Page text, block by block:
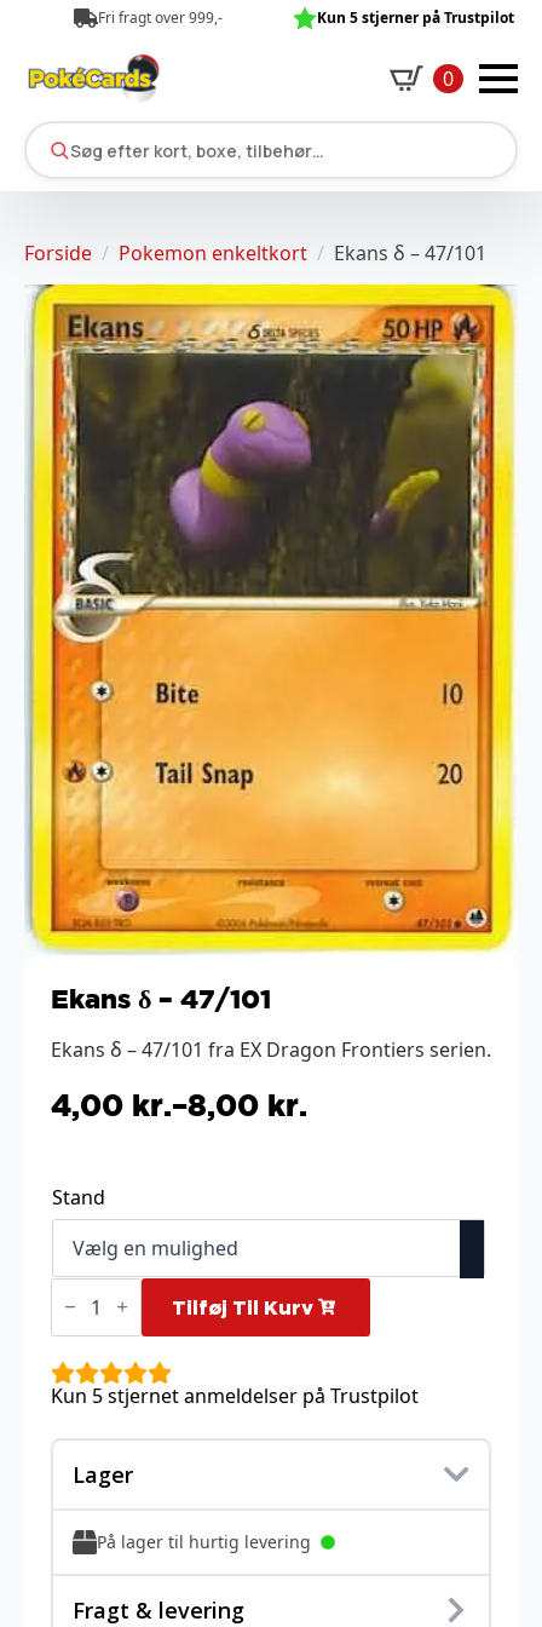
Fri fragt over 999,- Kun 5 stjerner på Trustpilot
0
Søg efter kort, boxe, tilbehør…
Forside Pokemon enkeltkort Ekans δ – 47/101
Ekans δ – 47/101
Ekans δ – 47/101 fra EX Dragon Frontiers serien.
4,00 kr.–8,00 kr.
Prisinterval:
til
8,00 kr.
Stand
Ekans
47/101
antal
Tilføj Til Kurv
Kun 5 stjernet anmeldelser på Trustpilot
Lager
På lager til hurtig levering
Fragt & levering